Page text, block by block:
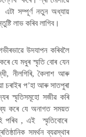
সম্পূৰ্ণ নতুন অধ্যায়
লাভ কৰিব লাগিব।
উদযাপন কৰিবলৈ
যে মধুৰ স্মৃতি বোৰ যেন
নীলগিৰি, কৈলাশ আৰু
চৰাইৰ প’হা আৰু সাতপুৰা
স্মৃতিসমূহো সজীৱ কৰি
কৰে যে অনাগত সময়ত
পৰিব , এই স্মৃতিবোৰে
সমৰ্থন ব্যৱস্থাৰ